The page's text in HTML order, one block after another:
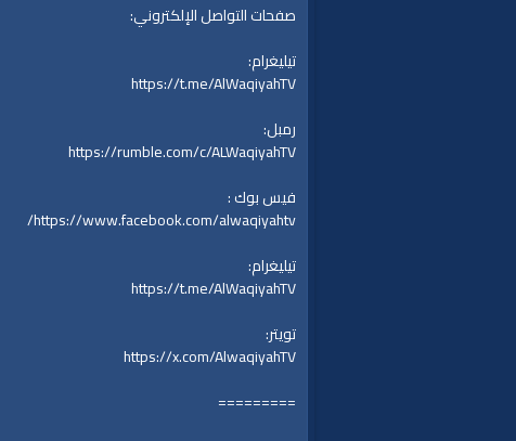
صفحات التواصل الإلكتروني:
تيليغرام:
https://t.me/AlWaqiyahTV
رمبل:
https://rumble.com/c/ALWaqiyahTV
فيس بوك :
https://www.facebook.com/alwaqiyahtv/
تيليغرام:
https://t.me/AlWaqiyahTV
تويتر:
https://x.com/AlwaqiyahTV
=========